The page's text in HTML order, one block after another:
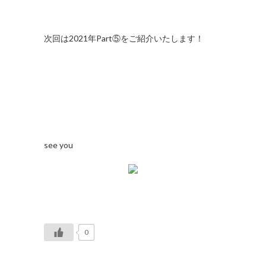
次回は2021年Part⑤をご紹介いたします！
see you
0